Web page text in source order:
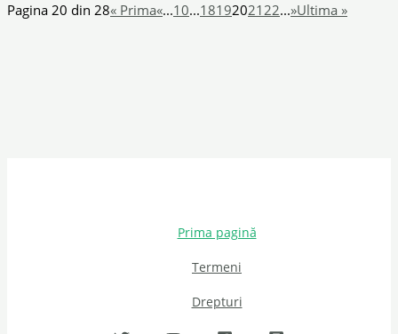
Pagina 20 din 28« Prima«...10...1819202122...»Ultima »
Prima pagină
Termeni
Drepturi